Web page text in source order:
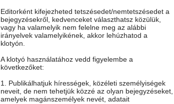
Editorként kifejezheted tetszésedet/nemtetszésedet a
bejegyzésekről, kedvenceket választhatsz közülük,
vagy ha valamelyik nem felelne meg az alábbi
irányelvek valamelyikének, akkor lehúzhatod a
klotyón.
A klotyó használatához vedd figyelembe a
következőket:
1. Publikálhatjuk hírességek, közéleti személyiségek
neveit, de nem tehetjük közzé az olyan bejegyzéseket,
amelyek magánszemélyek nevét, adatait